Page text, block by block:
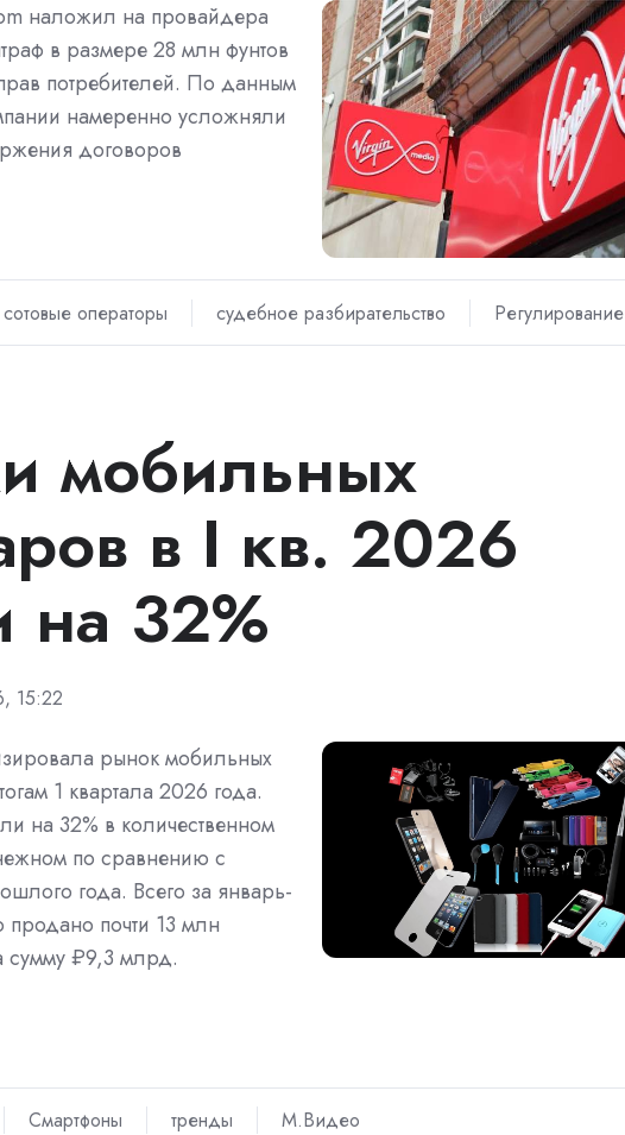
наложил на провайдера
в размере 28 млн фунтов
потребителей. По данным
намеренно усложняли
договоров
сотовые операторы судебное разбирательство Регулирование
мобильных
в I кв. 2026
на 32%
15:22
рынок мобильных
1 квартала 2026 года.
на 32% в количественном
по сравнению с
года. Всего за январь-
почти 13 млн
сумму ₽9,3 млрд.
Смартфоны тренды М.Видео